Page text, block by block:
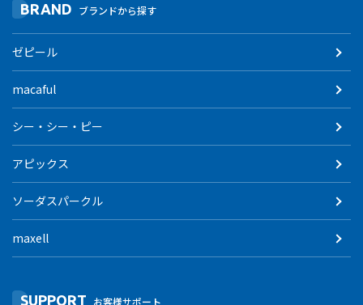
BRAND ブランドから探す
ゼピール
macaful
シー・シー・ピー
アピックス
ソーダスパークル
maxell
SUPPORT お客様サポート